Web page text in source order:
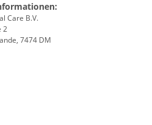
Care B.V.
2
7474 DM